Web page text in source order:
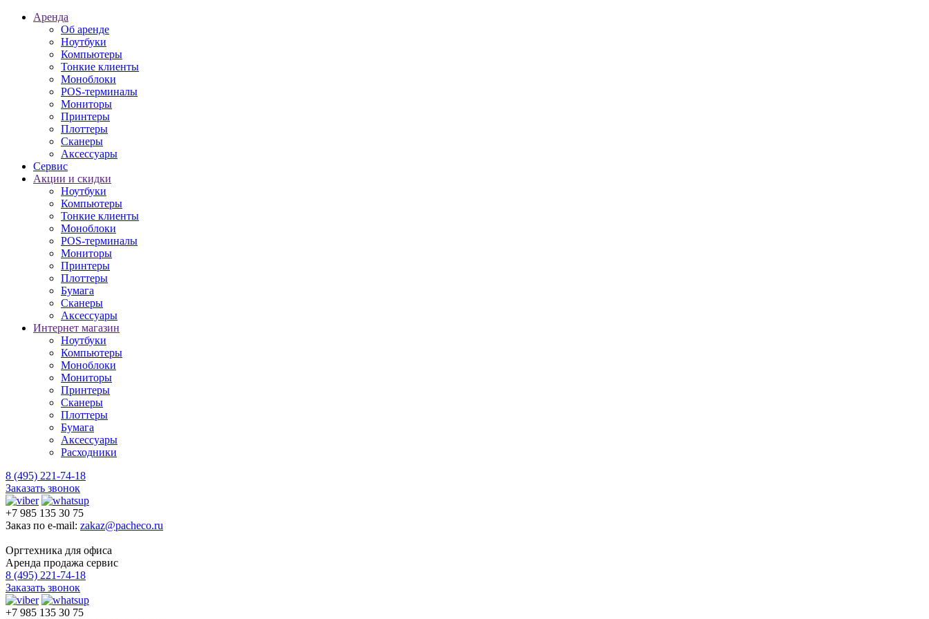
Аренда
Об аренде
Ноутбуки
Компьютеры
Тонкие клиенты
Моноблоки
POS-терминалы
Мониторы
Принтеры
Плоттеры
Сканеры
Аксессуары
Сервис
Акции и скидки
Ноутбуки
Компьютеры
Тонкие клиенты
Моноблоки
POS-терминалы
Мониторы
Принтеры
Плоттеры
Бумага
Сканеры
Аксессуары
Интернет магазин
Ноутбуки
Компьютеры
Моноблоки
Мониторы
Принтеры
Сканеры
Плоттеры
Бумага
Аксессуары
Расходники
8 (495) 221-74-18
Заказать звонок
+7 985 135 30 75
Заказ по e-mail: zakaz@pacheco.ru
Оргтехника для офиса
Аренда продажа сервис
8 (495) 221-74-18
Заказать звонок
+7 985 135 30 75